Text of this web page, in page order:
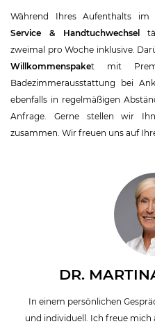
Während Ihres Aufenthalts im
Service & Handtuchwechsel
zweimal pro Woche inklusive.
Willkommenspaket mit
Badezimmerausstattung bei
ebenfalls in regelmäßigen
Anfrage
Gerne stellen wir
zusammen. Wir freuen uns auf
DR.
In einem persönlichen
und individuell. Ich freue mich